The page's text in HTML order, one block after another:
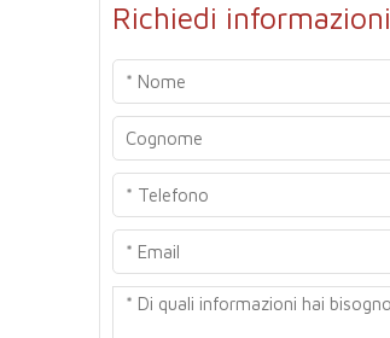
Richiedi informazioni